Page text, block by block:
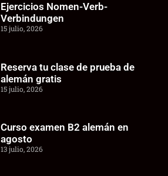
Ejercicios Nomen-Verb-
Verbindungen
15 julio, 2026
Reserva tu clase de prueba de
alemán gratis
15 julio, 2026
Curso examen B2 alemán en
agosto
13 julio, 2026